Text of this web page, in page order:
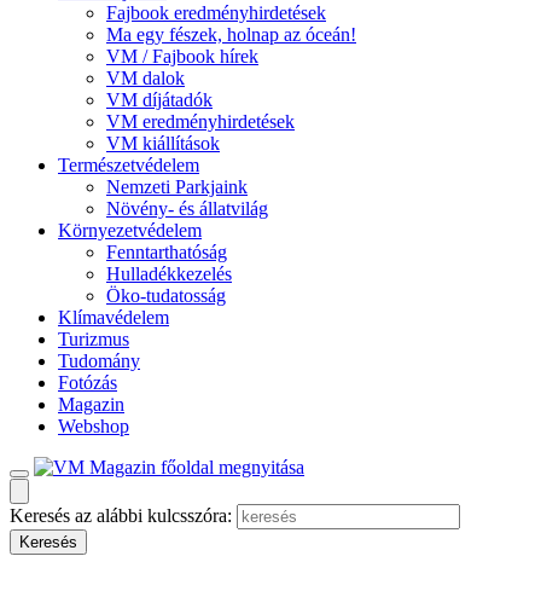
Fajbook eredményhirdetések
Ma egy fészek, holnap az óceán!
VM / Fajbook hírek
VM dalok
VM díjátadók
VM eredményhirdetések
VM kiállítások
Természetvédelem
Nemzeti Parkjaink
Növény- és állatvilág
Környezetvédelem
Fenntarthatóság
Hulladékkezelés
Öko-tudatosság
Klímavédelem
Turizmus
Tudomány
Fotózás
Magazin
Webshop
Keresés az alábbi kulcsszóra: